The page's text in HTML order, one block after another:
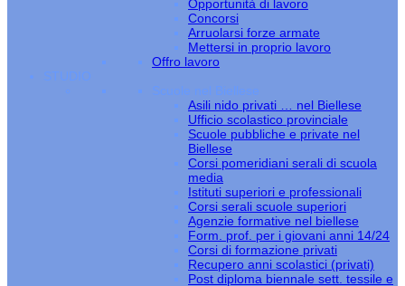
Opportunità di lavoro
Concorsi
Arruolarsi forze armate
Mettersi in proprio lavoro
Offro lavoro
STUDIO
Scuole nel Biellese
Asili nido privati … nel Biellese
Ufficio scolastico provinciale
Scuole pubbliche e private nel
Biellese
Corsi pomeridiani serali di scuola
media
Istituti superiori e professionali
Corsi serali scuole superiori
Agenzie formative nel biellese
Form. prof. per i giovani anni 14/24
Corsi di formazione privati
Recupero anni scolastici (privati)
Post diploma biennale sett. tessile e